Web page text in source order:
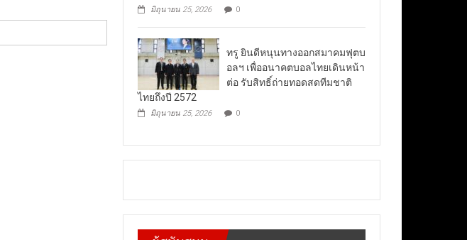
มิถุนายน 25, 2026 0
ทรู ยินดีหนุนทางออกสมาคมฟุตบ
อลฯ เพื่ออนาคตบอลไทยเดินหน้า
ต่อ รับสิทธิ์ถ่ายทอดสดทีมชาติ
ไทยถึงปี 2572
มิถุนายน 25, 2026 0